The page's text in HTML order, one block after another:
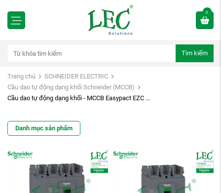
0
Tìm kiếm
Trang chủ
SCHNEIDER ELECTRIC
Cầu dao tự động dạng khối Schneider (MCCB)
Cầu dao tự động dạng khối - MCCB Easypact EZC ...
Danh mục sản phẩm